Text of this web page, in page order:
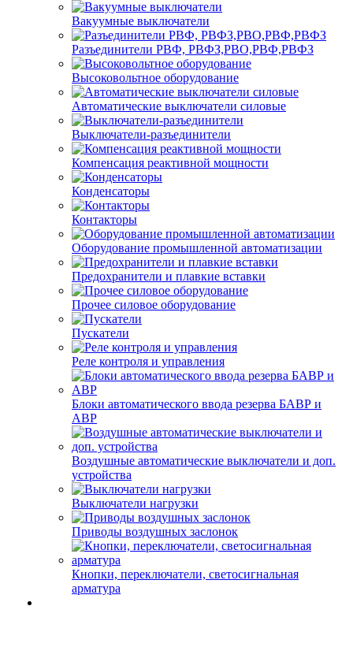
Вакуумные выключатели
Разъединители РВФ, РВФЗ,РВО,РВФ,РВФЗ
Высоковольтное оборудование
Автоматические выключатели cиловые
Выключатели-разъединители
Компенсация реактивной мощности
Конденсаторы
Контакторы
Оборудование промышленной автоматизации
Предохранители и плавкие вставки
Прочее силовое оборудование
Пускатели
Реле контроля и управления
Блоки автоматического ввода резерва БАВР и
АВР
Воздушные автоматические выключатели и доп.
устройства
Выключатели нагрузки
Приводы воздушных заслонок
Кнопки, переключатели, светосигнальная
арматура